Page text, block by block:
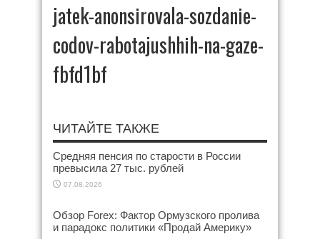
jatek-anonsirovala-sozdanie-
codov-rabotajushhih-na-gaze-
fbfd1bf
ЧИТАЙТЕ ТАКЖЕ
Средняя пенсия по старости в России
превысила 27 тыс. рублей
07.08.2026
Обзор Forex: Фактор Ормузского пролива
и парадокс политики «Продай Америку»